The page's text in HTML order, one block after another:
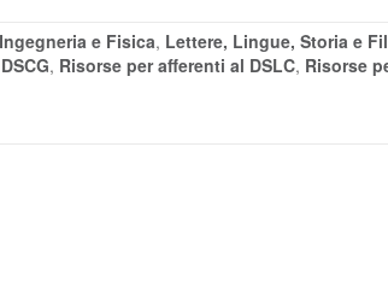
Ingegneria e Fisica, Lettere, Lingue, Storia e
, Risorse per afferenti al DSLC, Risorse